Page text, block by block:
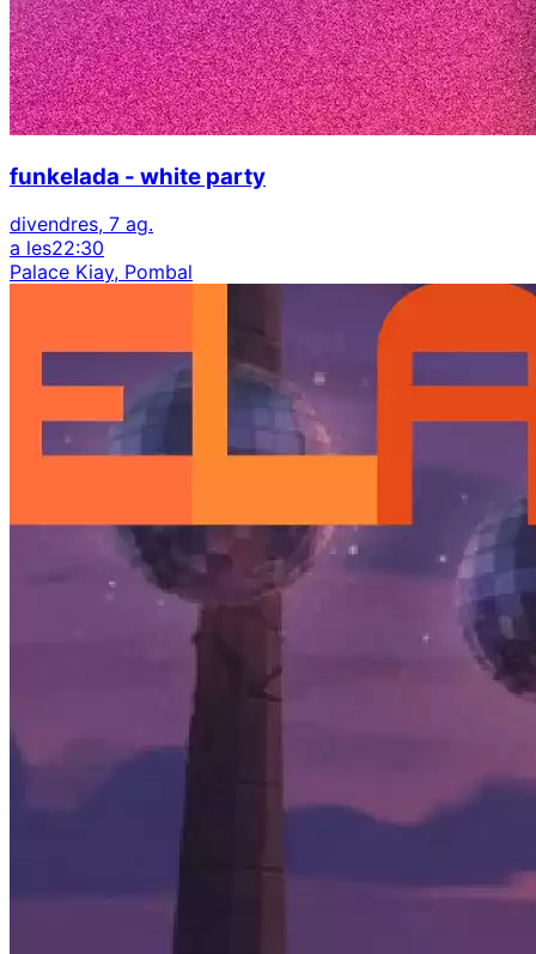
funkelada - white party
divendres, 7 ag.
a les22:30
Palace Kiay, Pombal